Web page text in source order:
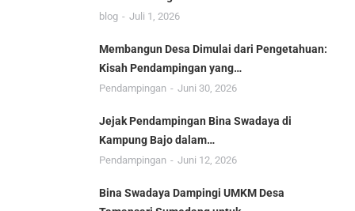
blog Juli 1, 2026
Membangun Desa Dimulai dari Pengetahuan:
Kisah Pendampingan yang…
Pendampingan Juni 30, 2026
Jejak Pendampingan Bina Swadaya di
Kampung Bajo dalam…
Pendampingan Juni 12, 2026
Bina Swadaya Dampingi UMKM Desa